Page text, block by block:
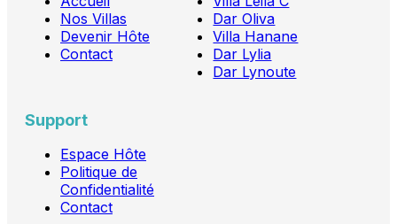
Nos Villas
Devenir Hôte
Contact
Dar Oliva
Villa Hanane
Dar Lylia
Dar Lynoute
Support
Espace Hôte
Politique de
Confidentialité
Contact